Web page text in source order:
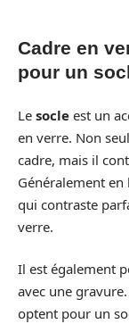
Cadre en
pour un
Le socle est un
en verre. Non
cadre, mais il
Généralement
qui contraste
verre.
Il est également
avec une
optent pour un